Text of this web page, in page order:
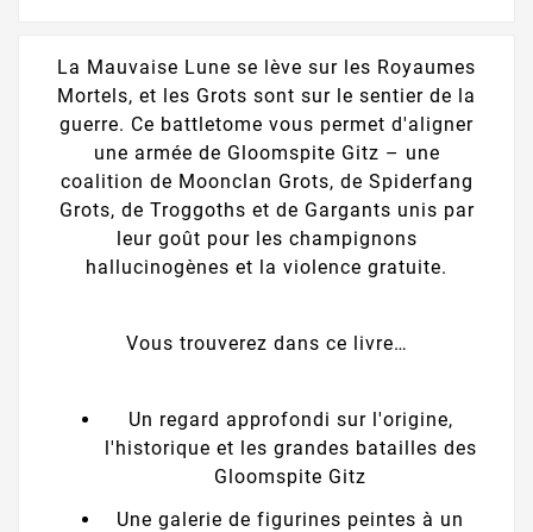
La Mauvaise Lune se lève sur les Royaumes
Mortels, et les Grots sont sur le sentier de la
guerre. Ce battletome vous permet d'aligner
une armée de Gloomspite Gitz – une
coalition de Moonclan Grots, de Spiderfang
Grots, de Troggoths et de Gargants unis par
leur goût pour les champignons
hallucinogènes et la violence gratuite.
Vous trouverez dans ce livre…
Un regard approfondi sur l'origine,
l'historique et les grandes batailles des
Gloomspite Gitz
Une galerie de figurines peintes à un